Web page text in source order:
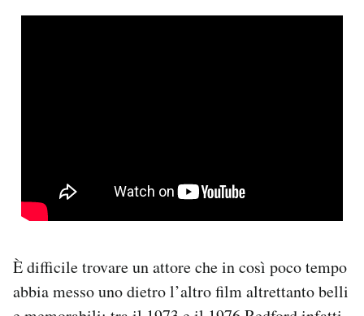
È difficile trovare un attore che in così poco tempo
abbia messo uno dietro l’altro film altrettanto belli